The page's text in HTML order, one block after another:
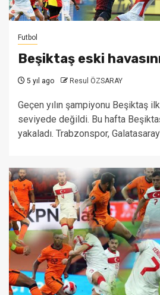
Futbol
Beşiktaş eski
5 yıl ago Resul ÖZSARAY
Geçen yılın şampiyonu Beşiktaş
seviyede değildi. Bu hafta
yakaladı. Trabzonspor,